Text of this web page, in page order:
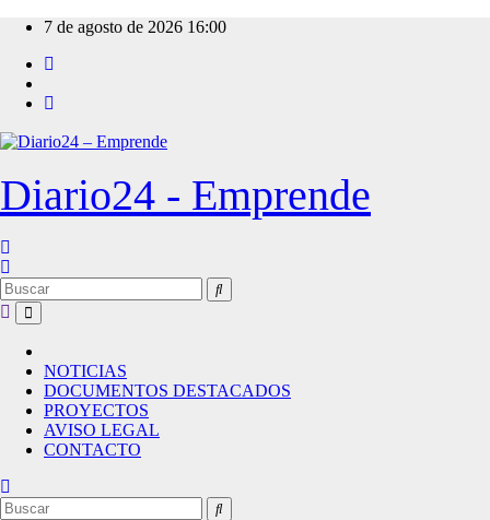
contenido
7 de agosto de 2026 16:00
Diario24 - Emprende
NOTICIAS
DOCUMENTOS DESTACADOS
PROYECTOS
AVISO LEGAL
CONTACTO